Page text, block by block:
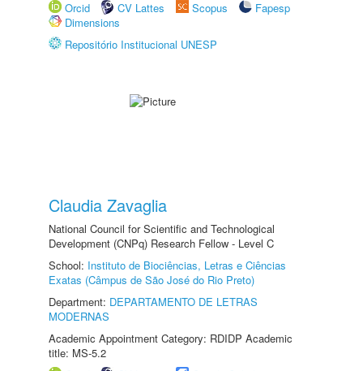
Orcid
CV Lattes Scopus
Fapesp
Dimensions
Repositório Institucional UNESP
Claudia Zavaglia
National Council for Scientific and Technological
Development (CNPq) Research Fellow - Level C
School: Instituto de Biociências, Letras e Ciências
Exatas (Câmpus de São José do Rio Preto)
Department: DEPARTAMENTO DE LETRAS
MODERNAS
Academic Appointment Category: RDIDP Academic
title: MS-5.2